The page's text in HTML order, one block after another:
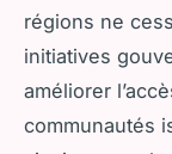
régions ne
initiatives
améliorer
communautés